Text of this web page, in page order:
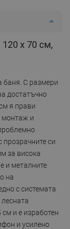
x 70 см,
баня. С размери
достатъчно
я прави
монтаж и
прозрачните си
за висока
и металните
на
с системата
и е изработен
и усилено